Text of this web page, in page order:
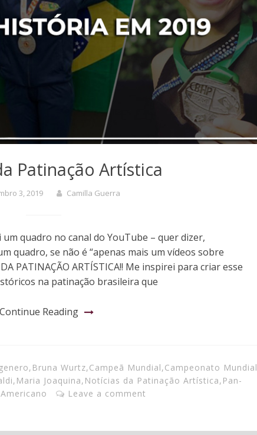
Patinação Artística
3, 2019 Camilla Guerra
quadro no canal do YouTube – quer dizer,
quadro, se não é “apenas mais um vídeos sobre
PATINAÇÃO ARTÍSTICA!! Me inspirei para criar esse
na patinação brasileira que
Continue Reading
, Bruna Wurtz,Campeã Mundial,Campeonato Mundial
, Maria Joaquina, Notícias da Patinação Artística, Pan-
Leave a comment